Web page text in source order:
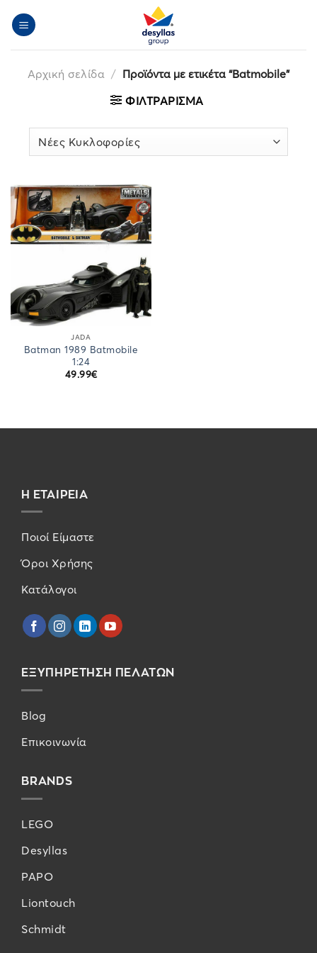
στο
Αρχική σελίδα / Προϊόντα με ετικέτα “Batmobile”
ΦΙΛΤΡΆΡΙΣΜΑ
JADA
Batman 1989 Batmobile
1:24
49.99€
Η ΕΤΑΙΡΕΙΑ
Ποιοί Είμαστε
Όροι Χρήσης
Κατάλογοι
ΕΞΥΠΗΡΕΤΗΣΗ ΠΕΛΑΤΩΝ
Blog
Επικοινωνία
BRANDS
LEGO
Desyllas
PAPO
Liontouch
Schmidt